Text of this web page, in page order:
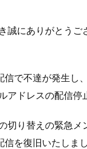
にありがとうご
で不達が発生し、
ドレスの配信停
り替えの緊急メ
を復旧いたしまし